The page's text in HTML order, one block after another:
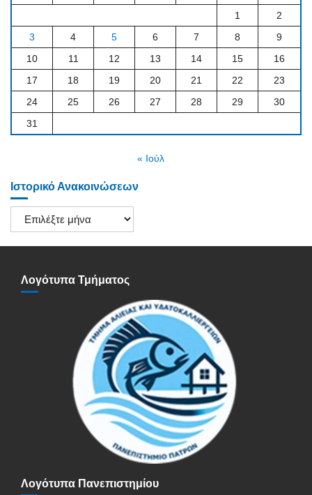
1
2
3
4 5 6 7 8
9
10
11 12 13 14 15
16
17
18 19 20 21 22
23
24
25 26 27 28 29
30
31
« Ιούλ
Ιστορικό Ανακοινώσεων
Ιστορικό
Ανακοινώσεων
Λογότυπα Τμήματος
Λογότυπα Πανεπιστημίου